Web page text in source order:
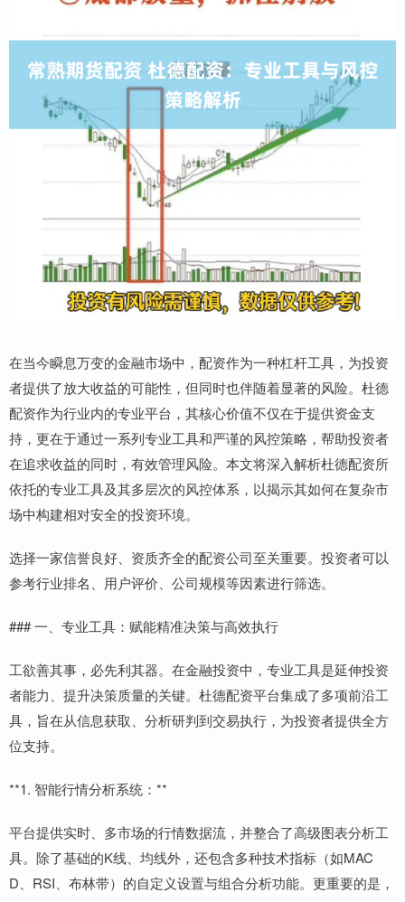
在当今瞬息万变的金融市场中，配资作为一种杠杆工具，为投资
者提供了放大收益的可能性，但同时也伴随着显著的风险。杜德
配资作为行业内的专业平台，其核心价值不仅在于提供资金支
持，更在于通过一系列专业工具和严谨的风控策略，帮助投资者
在追求收益的同时，有效管理风险。本文将深入解析杜德配资所
依托的专业工具及其多层次的风控体系，以揭示其如何在复杂市
场中构建相对安全的投资环境。
选择一家信誉良好、资质齐全的配资公司至关重要。投资者可以
参考行业排名、用户评价、公司规模等因素进行筛选。
### 一、专业工具：赋能精准决策与高效执行
工欲善其事，必先利其器。在金融投资中，专业工具是延伸投资
者能力、提升决策质量的关键。杜德配资平台集成了多项前沿工
具，旨在从信息获取、分析研判到交易执行，为投资者提供全方
位支持。
**1. 智能行情分析系统：**
平台提供实时、多市场的行情数据流，并整合了高级图表分析工
具。除了基础的K线、均线外，还包含多种技术指标（如MAC
D、RSI、布林带）的自定义设置与组合分析功能。更重要的是，